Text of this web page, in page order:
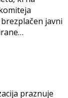
javni
praznuje